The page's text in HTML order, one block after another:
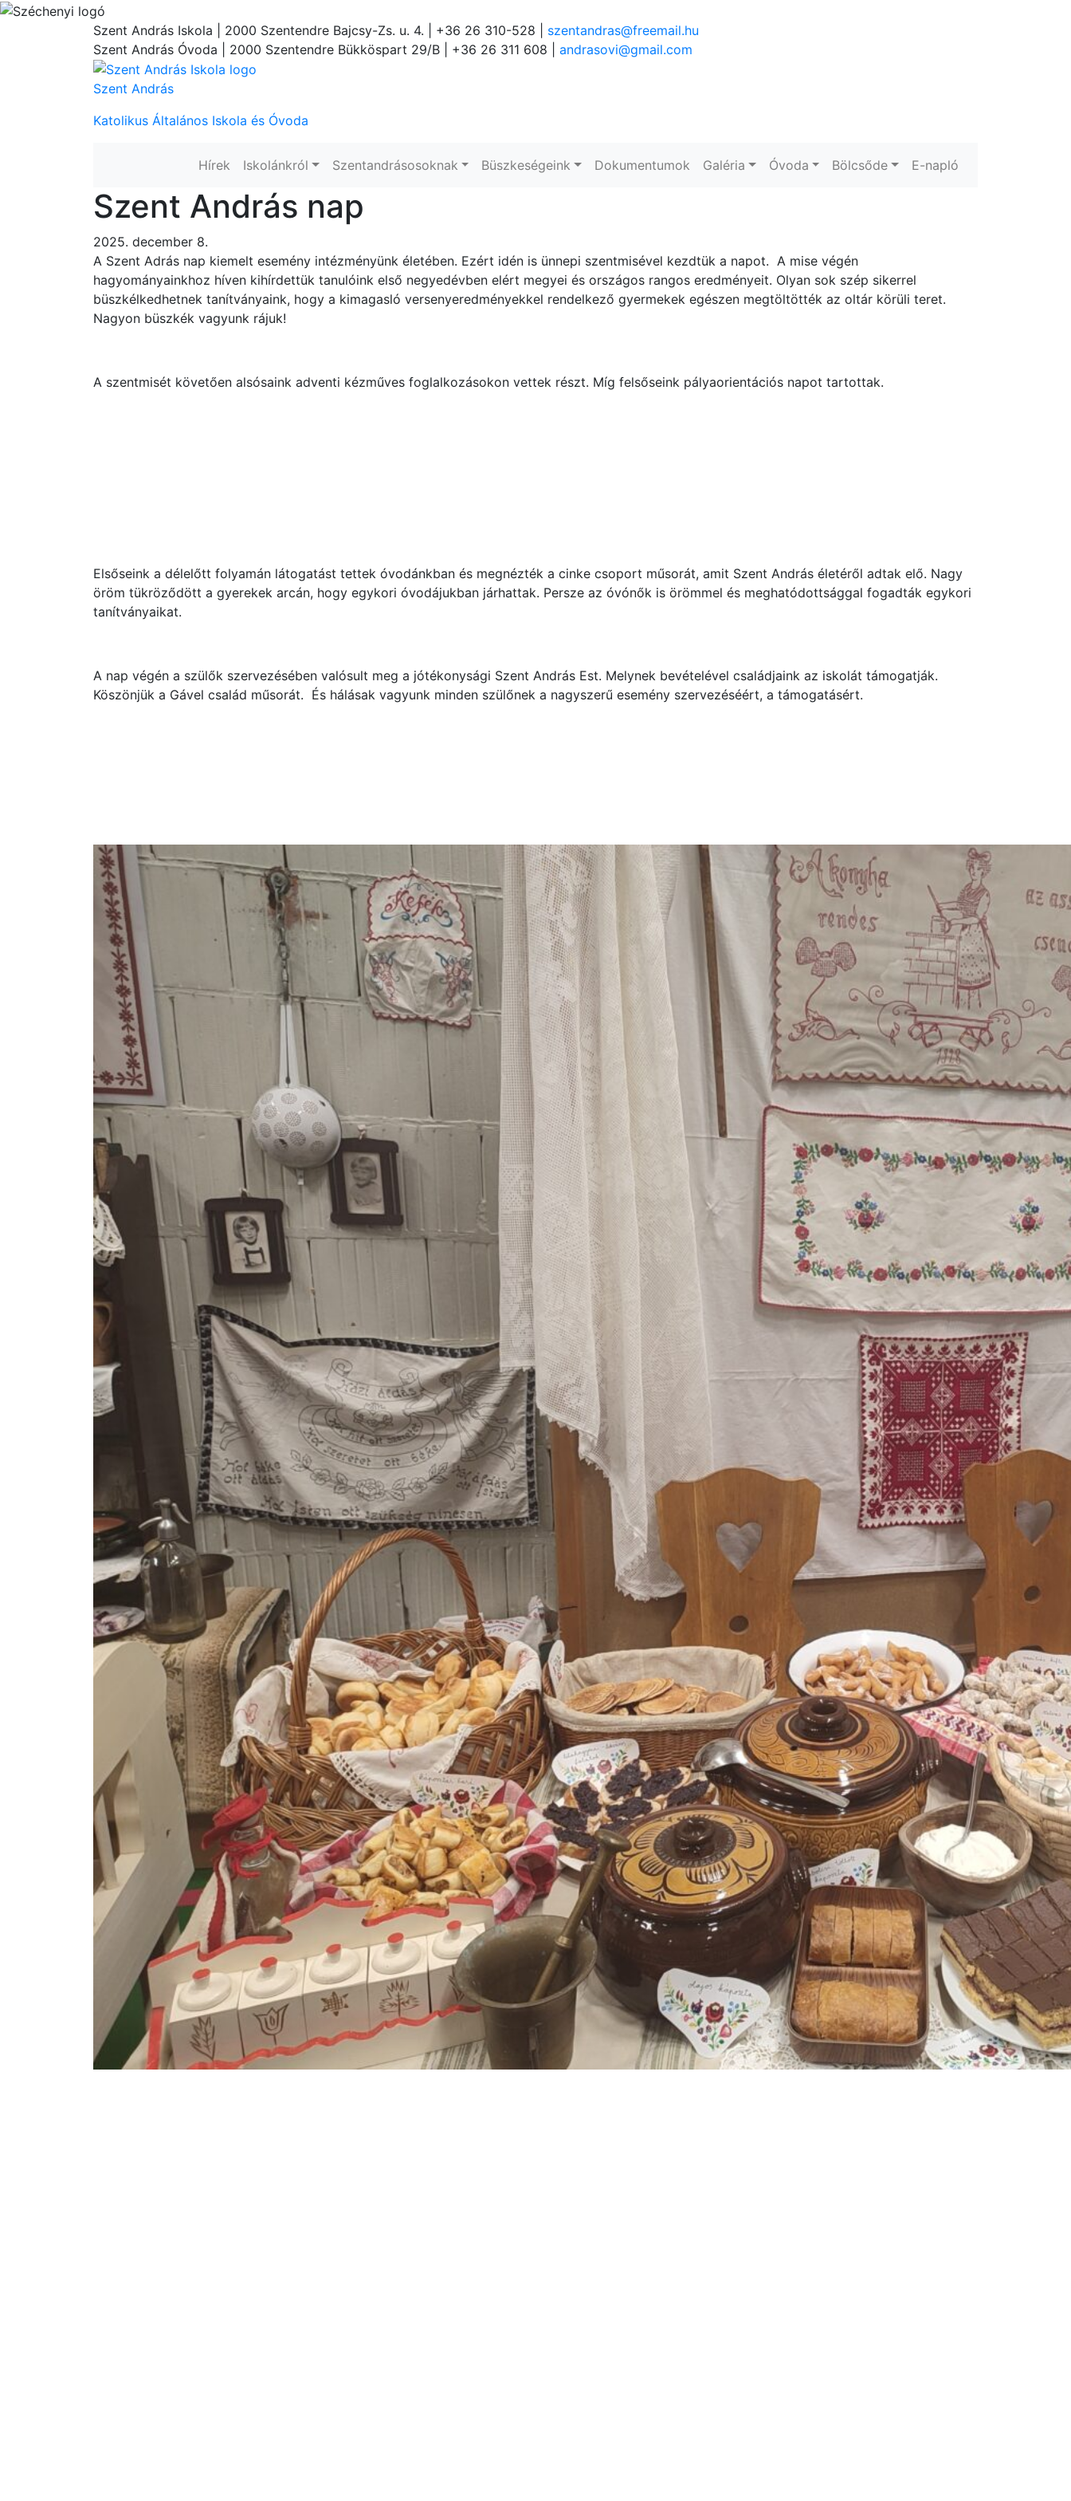
Szent András Iskola | 2000 Szentendre Bajcsy-Zs. u. 4. | +36 26 310-528 | szentandras@freemail.hu
Szent András Óvoda | 2000 Szentendre Bükköspart 29/B | +36 26 311 608 | andrasovi@gmail.com
Szent András
Katolikus Általános Iskola és Óvoda
Hírek Iskolánkról Szentandrásosoknak Büszkeségeink Dokumentumok Galéria Óvoda Bölcsőde E-napló
Szent András nap
2025. december 8.
A Szent Adrás nap kiemelt esemény intézményünk életében. Ezért idén is ünnepi szentmisével kezdtük a napot. A mise végén
hagyományainkhoz híven kihírdettük tanulóink első negyedévben elért megyei és országos rangos eredményeit. Olyan sok szép sikerrel
büszkélkedhetnek tanítványaink, hogy a kimagasló versenyeredményekkel rendelkező gyermekek egészen megtöltötték az oltár körüli teret.
Nagyon büszkék vagyunk rájuk!
A szentmisét követően alsósaink adventi kézműves foglalkozásokon vettek részt. Míg felsőseink pályaorientációs napot tartottak.
Elsőseink a délelőtt folyamán látogatást tettek óvodánkban és megnézték a cinke csoport műsorát, amit Szent András életéről adtak elő. Nagy
öröm tükröződött a gyerekek arcán, hogy egykori óvodájukban járhattak. Persze az óvónők is örömmel és meghatódottsággal fogadták egykori
tanítványaikat.
A nap végén a szülők szervezésében valósult meg a jótékonysági Szent András Est. Melynek bevételével családjaink az iskolát támogatják.
Köszönjük a Gável család műsorát. És hálásak vagyunk minden szülőnek a nagyszerű esemény szervezéséért, a támogatásért.